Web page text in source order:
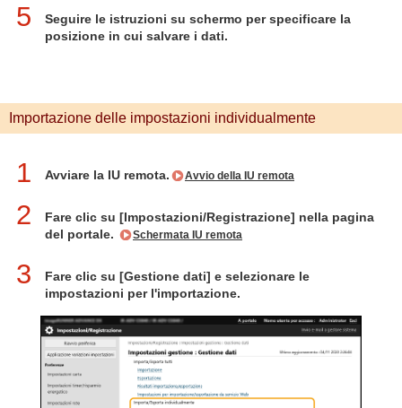
5
Seguire le istruzioni su schermo per specificare la
posizione in cui salvare i dati.
Importazione delle impostazioni individualmente
1 Avviare la IU remota. Avvio della IU remota
2
Fare clic su [Impostazioni/Registrazione] nella pagina
del portale.
Schermata IU remota
3
Fare clic su [Gestione dati] e selezionare le
impostazioni per l'importazione.